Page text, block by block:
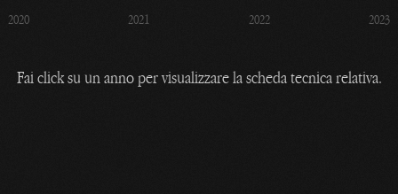
2020 2021 2022 2023
Fai click su un anno per visualizzare la scheda tecnica relativa.